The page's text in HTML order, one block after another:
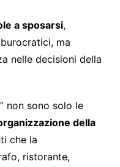
a sposarsi,
ma
nelle decisioni della
non sono solo le
della
che la
ristorante,